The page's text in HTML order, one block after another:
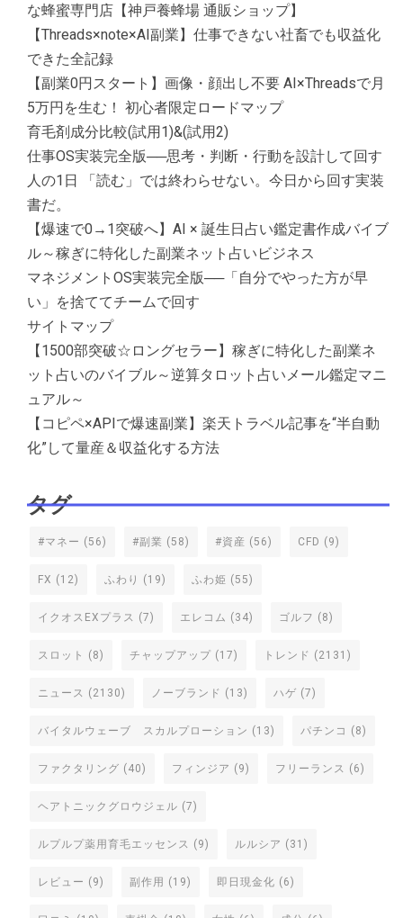
な蜂蜜専門店【神戸養蜂場 通販ショップ】
【Threads×note×AI副業】仕事できない社畜でも収益化
できた全記録
【副業0円スタート】画像・顔出し不要 AI×Threadsで月
5万円を生む！ 初心者限定ロードマップ
育毛剤成分比較(試用1)&(試用2)
仕事OS実装完全版──思考・判断・行動を設計して回す
人の1日 「読む」では終わらせない。今日から回す実装
書だ。
【爆速で0→1突破へ】AI × 誕生日占い鑑定書作成バイブ
ル～稼ぎに特化した副業ネット占いビジネス
マネジメントOS実装完全版──「自分でやった方が早
い」を捨ててチームで回す
サイトマップ
【1500部突破☆ロングセラー】稼ぎに特化した副業ネ
ット占いのバイブル～逆算タロット占いメール鑑定マニ
ュアル～
【コピペ×APIで爆速副業】楽天トラベル記事を“半自動
化”して量産＆収益化する方法
タグ
#マネー (56) #副業 (58) #資産 (56) CFD (9)
FX (12) ふわり (19) ふわ姫 (55)
イクオスEXプラス (7) エレコム (34) ゴルフ (8)
スロット (8) チャップアップ (17) トレンド (2131)
ニュース (2130) ノーブランド (13) ハゲ (7)
バイタルウェーブ スカルプローション (13) パチンコ (8)
ファクタリング (40) フィンジア (9) フリーランス (6)
ヘアトニックグロウジェル (7)
ルプルプ薬用育毛エッセンス (9) ルルシア (31)
レビュー (9) 副作用 (19) 即日現金化 (6)